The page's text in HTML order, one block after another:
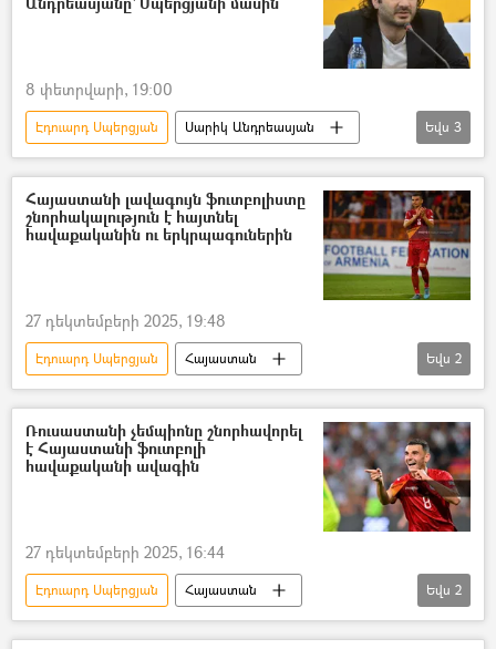
8 փետրվարի, 19:00
Էդուարդ Սպերցյան
Սարիկ Անդրեասյան
ֆուտբոլ
ֆուտբոլիստ Եվրոպա
Եվս 3
Հայաստանի լավագույն ֆուտբոլիստը
շնորհակալություն է հայտնել
հավաքականին ու երկրպագուներին
27 դեկտեմբերի 2025, 19:48
Էդուարդ Սպերցյան
Հայաստան
ֆուտբոլ
ֆուտբոլիստ Սպորտ
Եվս 2
Ռուսաստանի չեմպիոնը շնորհավորել
է Հայաստանի ֆուտբոլի
հավաքականի ավագին
27 դեկտեմբերի 2025, 16:44
Էդուարդ Սպերցյան
Հայաստան
Կրասնոդար
Սպորտ
Եվս 2